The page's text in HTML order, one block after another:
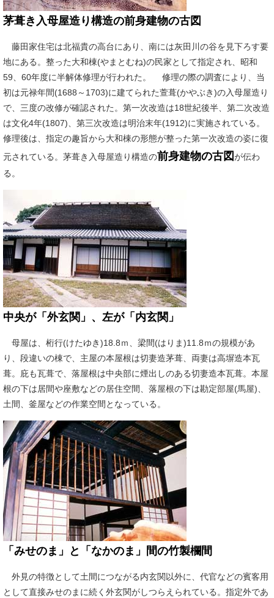
茅葺き入母屋造り構造の前身建物の古図
藤田家住宅は北福貴の高台にあり、南には灰田川の谷を見下ろす要
地にある。整った大和棟(やまとむね)の民家として指定され、昭和
59、60年度に半解体修理が行われた。 修理の際の調査により、当
初は元禄年間(1688～1703)に建てられた萱葺(かやぶき)の入母屋造り
で、三度の改修が確認された。第一次改造は18世紀後半、第二次改造
は文化4年(1807)、第三次改造は明治末年(1912)に実施されている。
修理後は、指定の趣旨から大和棟の形態が整った第一次改造の姿に復
元されている。茅葺き入母屋造り構造の前身建物の古図が伝わ
る。
中央が「外玄関」、左が「内玄関」
母屋は、桁行(けたゆき)18.8ｍ、梁間(はりま)11.8ｍの規模があ
り、段違いの棟で、主屋の本屋根は切妻造茅葺、両妻は高塀造本瓦
葺。庇も瓦葺で、落屋根は中央部に煙出しのある切妻造本瓦葺。本屋
根の下は居間や座敷などの居住空間、落屋根の下は勘定部屋(馬屋)、
土間、釜屋などの作業空間となっている。
「みせのま」と「なかのま」間の竹製欄間
外見の特徴として土間につながる内玄関以外に、代官などの賓客用
として直接みせのまに続く外玄関がしつらえられている。指定外であ